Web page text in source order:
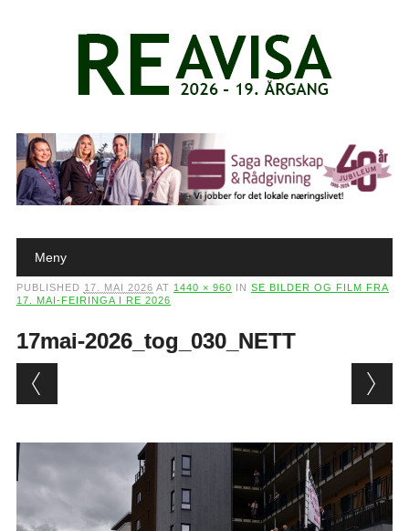
Main menu
Meny
PUBLISHED 17. MAI 2026 AT 1440 × 960 IN SE BILDER OG FILM FRA
17. MAI-FEIRINGA I RE 2026
17mai-2026_tog_030_NETT